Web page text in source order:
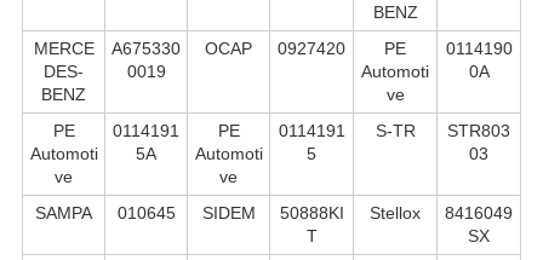
BENZ
MERCE
DES-
BENZ
A675330
0019
OCAP 0927420
PE
Automoti
ve
0114190
0A
PE
Automoti
ve
0114191
5A
PE
Automoti
ve
0114191
5
S-TR
STR803
03
SAMPA 010645 SIDEM
50888KI
T
Stellox
8416049
SX